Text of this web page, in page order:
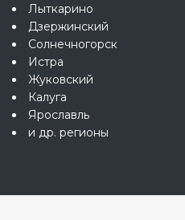
Лыткарино
Дзержинский
Солнечногорск
Истра
Жуковский
Калуга
Ярославль
и др. регионы